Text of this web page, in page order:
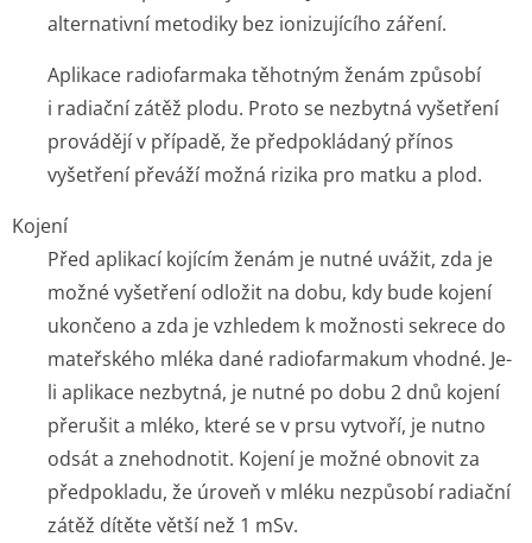
alternativní metodiky bez ionizujícího záření.
Aplikace radiofarmaka těhotným ženám způsobí
i radiační zátěž plodu. Proto se nezbytná vyšetření
provádějí v případě, že předpokládaný přínos
vyšetření převáží možná rizika pro matku a plod.
Kojení
Před aplikací kojícím ženám je nutné uvážit, zda je
možné vyšetření odložit na dobu, kdy bude kojení
ukončeno a zda je vzhledem k možnosti sekrece do
mateřského mléka dané radiofarmakum vhodné. Je-
li aplikace nezbytná, je nutné po dobu 2 dnů kojení
přerušit a mléko, které se v prsu vytvoří, je nutno
odsát a znehodnotit. Kojení je možné obnovit za
předpokladu, že úroveň v mléku nezpůsobí radiační
zátěž dítěte větší než 1 mSv.